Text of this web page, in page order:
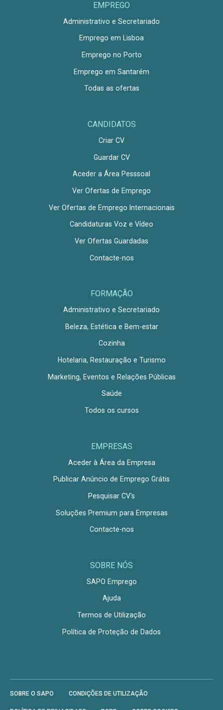
EMPREGO
Administrativo e Secretariado
Emprego em Lisboa
Emprego no Porto
Emprego em Santarém
Todas as ofertas
CANDIDATOS
Criar CV
Guardar CV
Aceder a Área Pesssoal
Ver Ofertas de Emprego
Ver Ofertas de Emprego Internacionais
Candidaturas Voz e Vídeo
Ver Ofertas Guardadas
Contacte-nos
FORMAÇÃO
Administrativo e Secretariado
Beleza, Estética e Bem-estar
Cozinha
Hotelaria, Restauração e Turismo
Marketing, Eventos e Relações Públicas
Saúde
Todos os cursos
EMPRESAS
Aceder à Área da Empresa
Publicar Anúncio de Emprego Grátis
Pesquisar CV's
Soluções Premium para Empresas
Contacte-nos
SOBRE NÓS
SAPO Emprego
Ajuda
Termos de Utilização
Política de Proteção de Dados
SOBRE O SAPO CONDIÇÕES DE UTILIZAÇÃO